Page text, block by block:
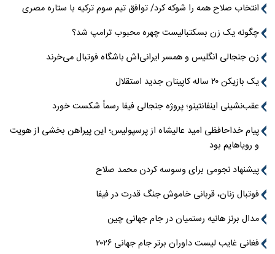
انتخاب صلاح همه را شوکه کرد/ توافق تیم سوم ترکیه با ستاره مصری
چگونه یک زن بسکتبالیست چهره محبوب ترامپ شد؟
زن جنجالی انگلیس و همسر ایرانی‌اش باشگاه فوتبال می‌خرند
یک بازیکن ۲۰ ساله کاپیتان جدید استقلال
عقب‌نشینی اینفانتینو؛ پروژه جنجالی فیفا رسماً شکست خورد
پیام خداحافظی امید عالیشاه از پرسپولیس؛ این پیراهن بخشی از هویت
و رویاهایم بود
پیشنهاد نجومی برای وسوسه کردن محمد صلاح
فوتبال زنان، قربانی خاموش جنگ قدرت در فیفا
مدال برنز هانیه رستمیان در جام جهانی چین
فغانی غایب لیست داوران برتر جام جهانی ۲۰۲۶